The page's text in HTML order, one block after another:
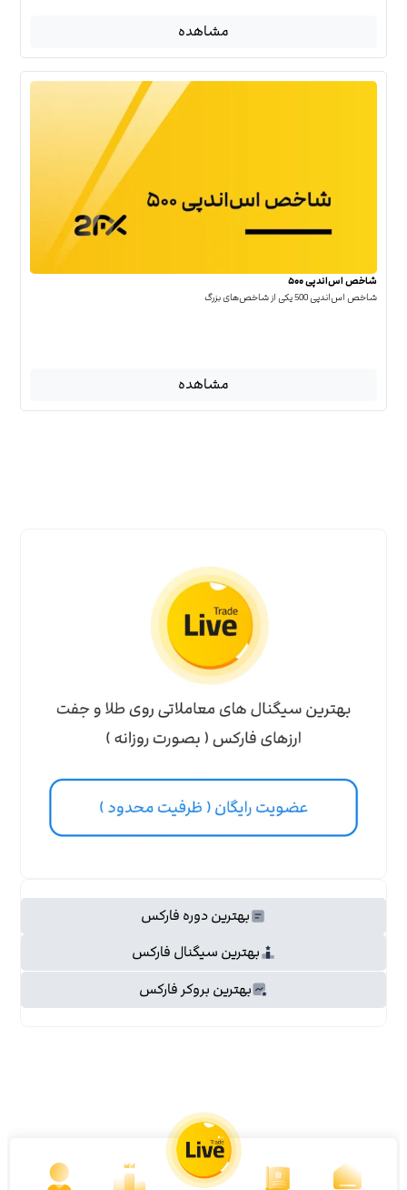
مشاهده
شاخص اس‌اندپی ۵۰۰
شاخص اس‌اند‌پی 500 یکی از شاخص‌های بزرگ
مشاهده
بهترین دوره فارکس
بهترین سیگنال فارکس
بهترین بروکر فارکس